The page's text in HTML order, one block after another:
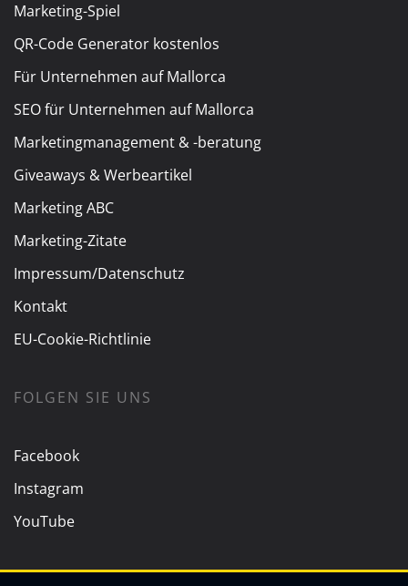
Marketing-Spiel
QR-Code Generator kostenlos
Für Unternehmen auf Mallorca
SEO für Unternehmen auf Mallorca
Marketingmanagement & -beratung
Giveaways & Werbeartikel
Marketing ABC
Marketing-Zitate
Impressum/Datenschutz
Kontakt
EU-Cookie-Richtlinie
FOLGEN SIE UNS
Facebook
Instagram
YouTube